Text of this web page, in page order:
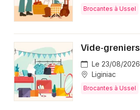
Foires & salons
Concerts
Sports
Soirées
Montpellier
Nantes
Nice
Paris
Strasbourg
Brocantes à Ussel
Vide-greniers
Le 23/08/2026
Liginiac
Brocantes à Ussel